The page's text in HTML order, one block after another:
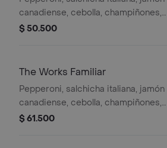
canadiense, cebolla, champiñones,
pimentón verde y aceitunas negras. -
Pepperoncini.
$ 50.500
The Works Familiar
Pepperoni, salchicha italiana, jamón
canadiense, cebolla, champiñones,
pimentón verde y aceitunas negras. -
$ 61.500